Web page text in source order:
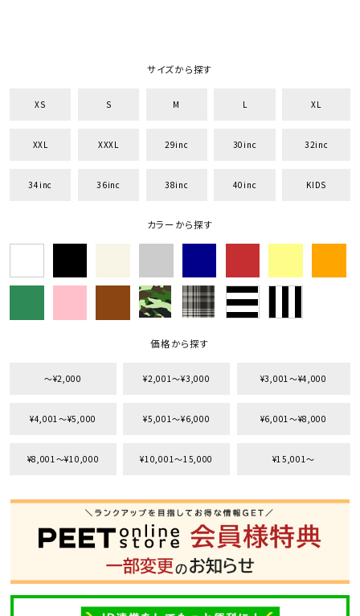
サイズから探す
XS S M L XL
XXL XXXL 29inc 30inc 32inc
34inc 36inc 38inc 40inc KIDS
カラーから探す
価格から探す
〜¥2,000 ¥2,001〜¥3,000 ¥3,001〜¥4,000
¥4,001〜¥5,000 ¥5,001〜¥6,000 ¥6,001〜¥8,000
¥8,001〜¥10,000 ¥10,001〜15,000 ¥15,001〜